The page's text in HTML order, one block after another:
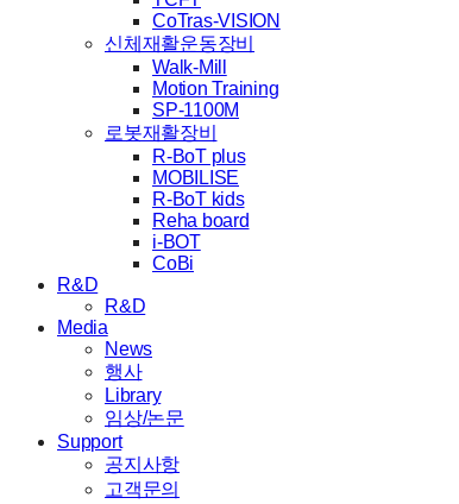
CoTras-VISION
신체재활운동장비
Walk-Mill
Motion Training
SP-1100M
로봇재활장비
R-BoT plus
MOBILISE
R-BoT kids
Reha board
i-BOT
CoBi
R&D
R&D
Media
News
행사
Library
임상/논문
Support
공지사항
고객문의